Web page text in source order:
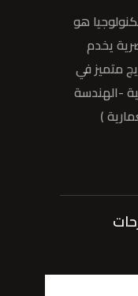
هو
يخدم
متميز في
-الهندسة
)